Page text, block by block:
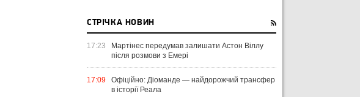
СТРІЧКА НОВИН
17:23
Мартінес передумав залишати Астон Віллу
після розмови з Емері
17:09
Офіційно: Діоманде — найдорожчий трансфер
в історії Реала